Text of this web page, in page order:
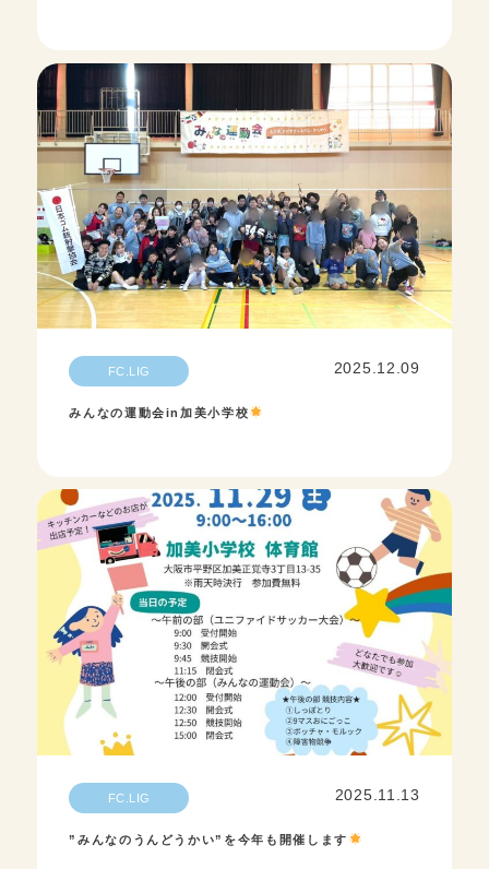
FC.LIG 2025.12.09
みんなの運動会in加美小学校
FC.LIG 2025.11.13
”みんなのうんどうかい”を今年も開催します